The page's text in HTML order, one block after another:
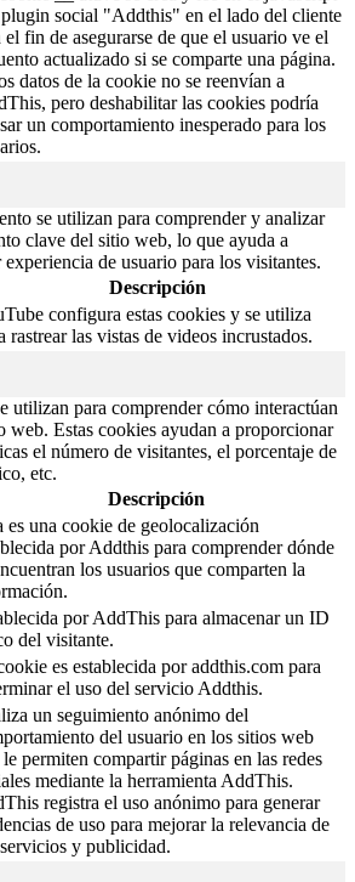
social "Addthis" en el lado del cliente
el fin de asegurarse de que el usuario ve el
actualizado si se comparte una página.
datos de la cookie no se reenvían a
pero deshabilitar las cookies podría
un comportamiento inesperado para los
se utilizan para comprender y analizar
clave del sitio web, lo que ayuda a
de usuario para los visitantes.
Descripción
configura estas cookies y se utiliza
rastrear las vistas de videos incrustados.
utilizan para comprender cómo interactúan
web. Estas cookies ayudan a proporcionar
el número de visitantes, el porcentaje de
etc.
Descripción
es una cookie de geolocalización
por Addthis para comprender dónde
los usuarios que comparten la
por AddThis para almacenar un ID
del visitante.
es establecida por addthis.com para
el uso del servicio Addthis.
un seguimiento anónimo del
del usuario en los sitios web
le permiten compartir páginas en las redes
mediante la herramienta AddThis.
registra el uso anónimo para generar
de uso para mejorar la relevancia de
y publicidad.